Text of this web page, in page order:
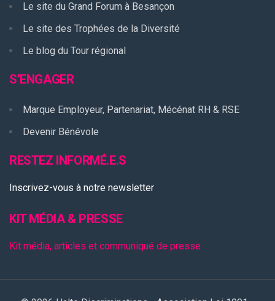
Le site du Grand Forum à Besançon
Le site des Trophées de la Diversité
Le blog du Tour régional
S’ENGAGER
Marque Employeur, Partenariat, Mécénat RH & RSE
Devenir Bénévole
RESTEZ INFORMÉ.E.S
Inscrivez-vous à notre newsletter
KIT MÉDIA & PRESSE
Kit média, articles et communiqué de presse